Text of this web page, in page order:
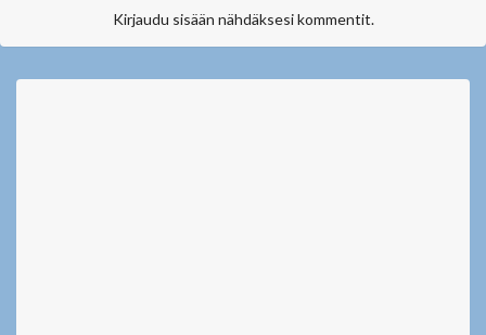
Kirjaudu sisään nähdäksesi kommentit.